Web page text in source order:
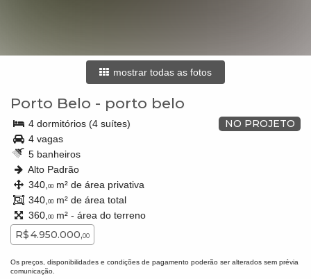
mostrar todas as fotos
Porto Belo - porto belo
NO PROJETO
4 dormitórios (4 suítes)
4 vagas
5 banheiros
Alto Padrão
340, 00m² de área privativa
340, 00m² de área total
360, 00m² - área do terreno
R$ 4.950.000,00
Os preços, disponibilidades e condições de pagamento poderão ser alterados sem prévia
comunicação.